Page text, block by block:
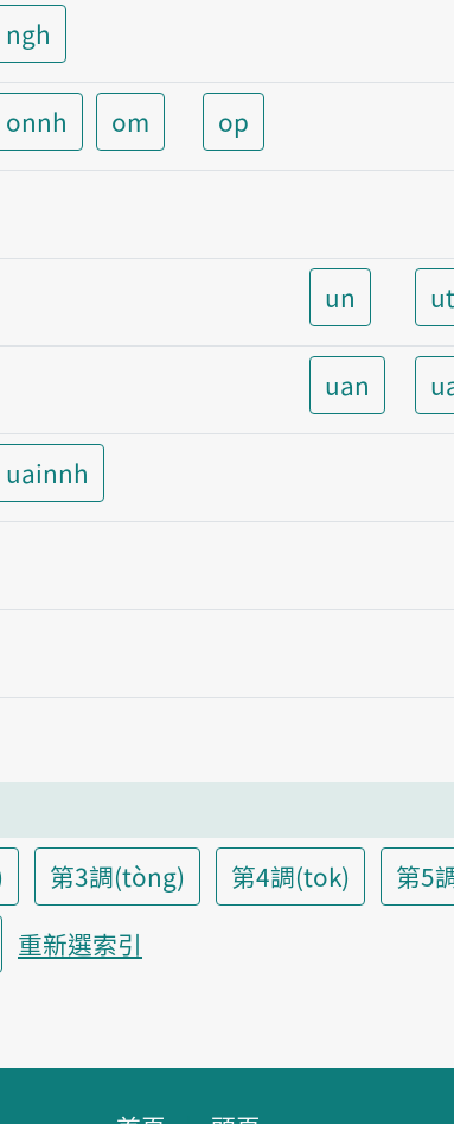
ngh
onnh om op
un ut
uan
uainnh
第3調(tòng) 第4調(tok)
第5
重新選索引